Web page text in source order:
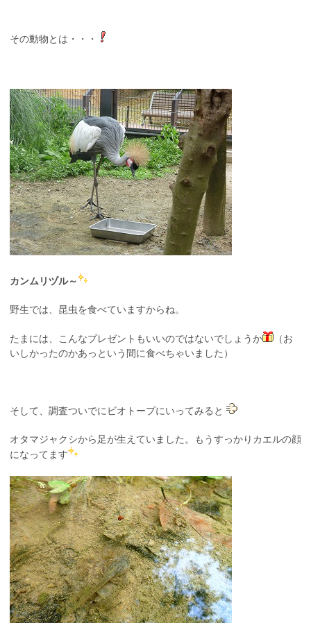
その動物とは・・・
カンムリヅル～
野生では、昆虫を食べていますからね。
たまには、こんなプレゼントもいいのではないでしょうか
（お
いしかったのかあっという間に食べちゃいました）
そして、調査ついでにビオトープにいってみると
オタマジャクシから足が生えていました。もうすっかりカエルの顔
になってます